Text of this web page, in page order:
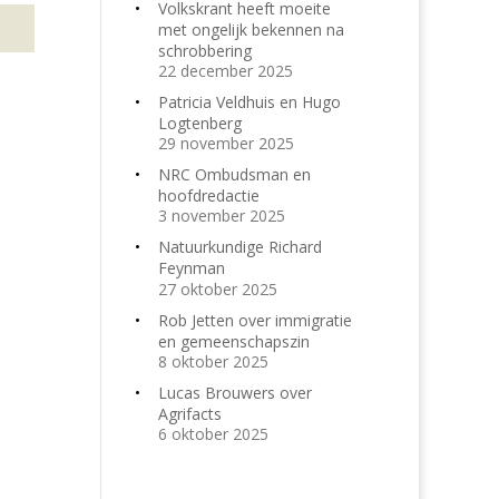
Volkskrant heeft moeite
met ongelijk bekennen na
schrobbering
22 december 2025
Patricia Veldhuis en Hugo
Logtenberg
29 november 2025
NRC Ombudsman en
hoofdredactie
3 november 2025
Natuurkundige Richard
Feynman
27 oktober 2025
Rob Jetten over immigratie
en gemeenschapszin
8 oktober 2025
Lucas Brouwers over
Agrifacts
6 oktober 2025